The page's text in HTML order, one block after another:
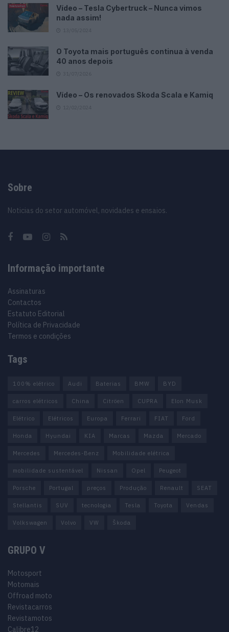
Vídeo – Tesla Cybertruck – Nunca vimos
nada assim!
O Toyota mais português continua à venda
40 anos depois
Vídeo – Os renovados Skoda Scala e Kamiq
Sobre
Noticias do setor automóvel, novidades e ensaios.
Informação importante
Assinaturas
Contactos
Estatuto Editorial
Política de Privacidade
Termos e condições
Tags
100% elétrico Audi Baterias BMW BYD
carros elétricos China Citröen CUPRA Elon Musk
Elétrico Elétricos Europa Ferrari FIAT Ford
Honda Hyundai KIA Marcas Mazda Mercado
Mercedes Mercedes-Benz Mobilidade elétrica
mobilidade sustentável Nissan Opel Peugeot
Porsche Portugal preços Produção Renault SEAT
Stellantis SUV tecnologia Tesla Toyota Vendas
Volkswagen Volvo VW Škoda
GRUPO V
Motosport
Motomais
Offroad moto
Revistacarros
Revistamotos
Calibre12